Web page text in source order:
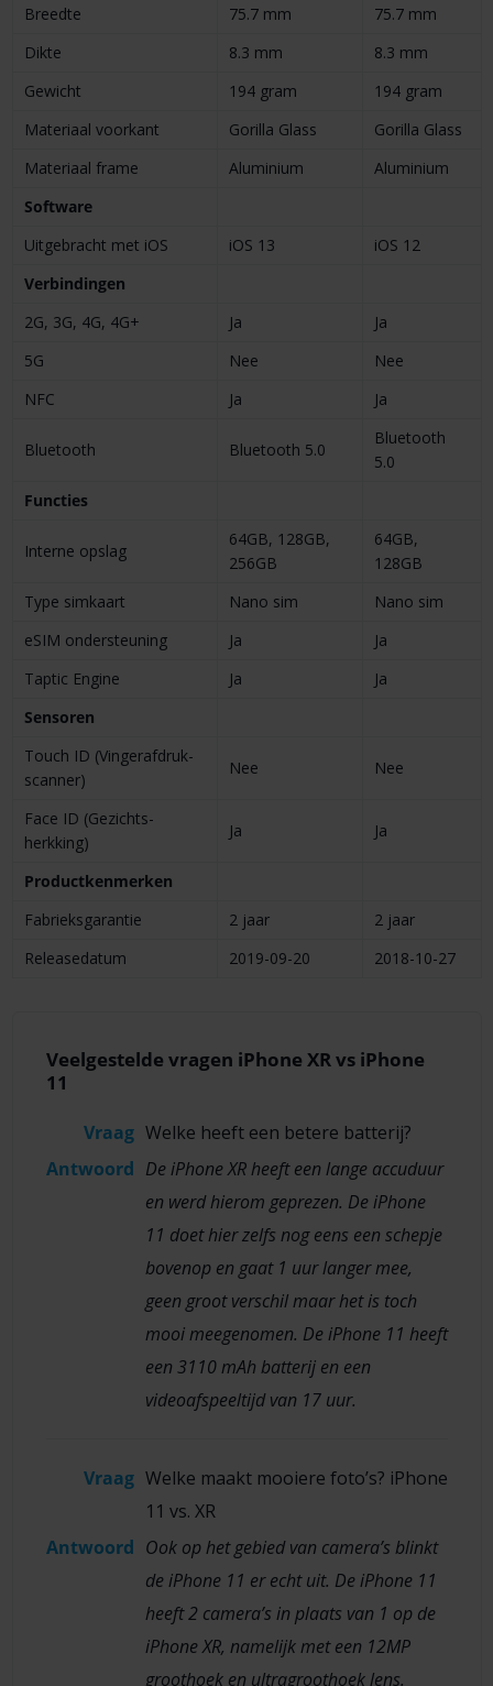
Breedte 75.7 mm
75.7 mm
Dikte
8.3 mm
8.3 mm
Gewicht
194 gram
194 gram
Materiaal voorkant
Gorilla Glass
Gorilla Glass
Materiaal frame
Aluminium
Aluminium
Software
Uitgebracht met iOS
iOS 13
iOS 12
Verbind­ingen
2G, 3G, 4G, 4G+
Ja
Ja
5G
Nee
Nee
NFC
Ja Ja
Bluetooth Bluetooth 5.0
Bluetooth
5.0
Functies
Interne opslag
64GB, 128GB,
256GB
64GB,
128GB
Type simkaart
Nano sim
Nano sim
eSIM onder­steuning
Ja
Ja
Taptic Engine
Ja
Ja
Sensoren
Touch ID (Vinger­afdruk­
scanner)
Nee Nee
Face ID (Gezichts­
herkking)
Ja Ja
Product­kenmerken
Fabrieks­garantie
2 jaar
2 jaar
Release­datum
2019-09-20 2018-10-27
Veelgestelde vragen iPhone XR vs iPhone
11
Vraag Welke heeft een betere batterij?
Antwoord De iPhone XR heeft een lange accuduur
en werd hierom geprezen. De iPhone
11 doet hier zelfs nog eens een schepje
bovenop en gaat 1 uur langer mee,
geen groot verschil maar het is toch
mooi meegenomen. De iPhone 11 heeft
een 3110 mAh batterij en een
videoafspeeltijd van 17 uur.
Vraag Welke maakt mooiere foto’s? iPhone
11 vs. XR
Antwoord Ook op het gebied van camera’s blinkt
de iPhone 11 er echt uit. De iPhone 11
heeft 2 camera’s in plaats van 1 op de
iPhone XR, namelijk met een 12MP
groothoek en ultragroothoek lens.